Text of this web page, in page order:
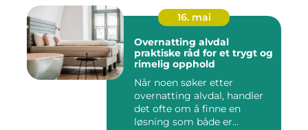
16. mai
Overnatting alvdal
praktiske råd for et trygt og
rimelig opphold
Når noen søker etter
overnatting alvdal, handler
det ofte om å finne en
løsning som både er